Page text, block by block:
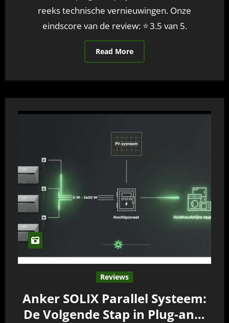
reeks technische vernieuwingen. Onze
eindscore van de review: ⭐ 3.5 van 5.
Read More
Reviews
Anker SOLIX Parallel Systeem:
De Volgende Stap in Plug-and-